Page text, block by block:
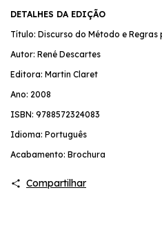
DETALHES DA EDIÇÃO
Título: Discurso do Método e
Autor: René Descartes
Editora: Martin Claret
Ano: 2008
ISBN: 9788572324083
Idioma: Português
Acabamento: Brochura
Compartilhar